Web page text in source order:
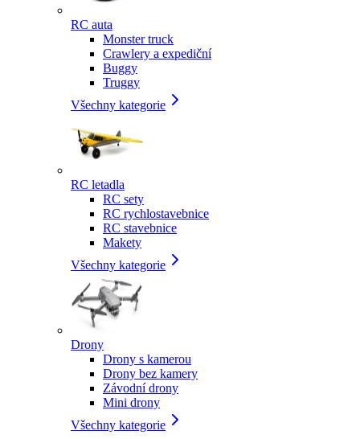
RC auta
Monster truck
Crawlery a expediční
Buggy
Truggy
Všechny kategorie
RC letadla
RC sety
RC rychlostavebnice
RC stavebnice
Makety
Všechny kategorie
Drony
Drony s kamerou
Drony bez kamery
Závodní drony
Mini drony
Všechny kategorie